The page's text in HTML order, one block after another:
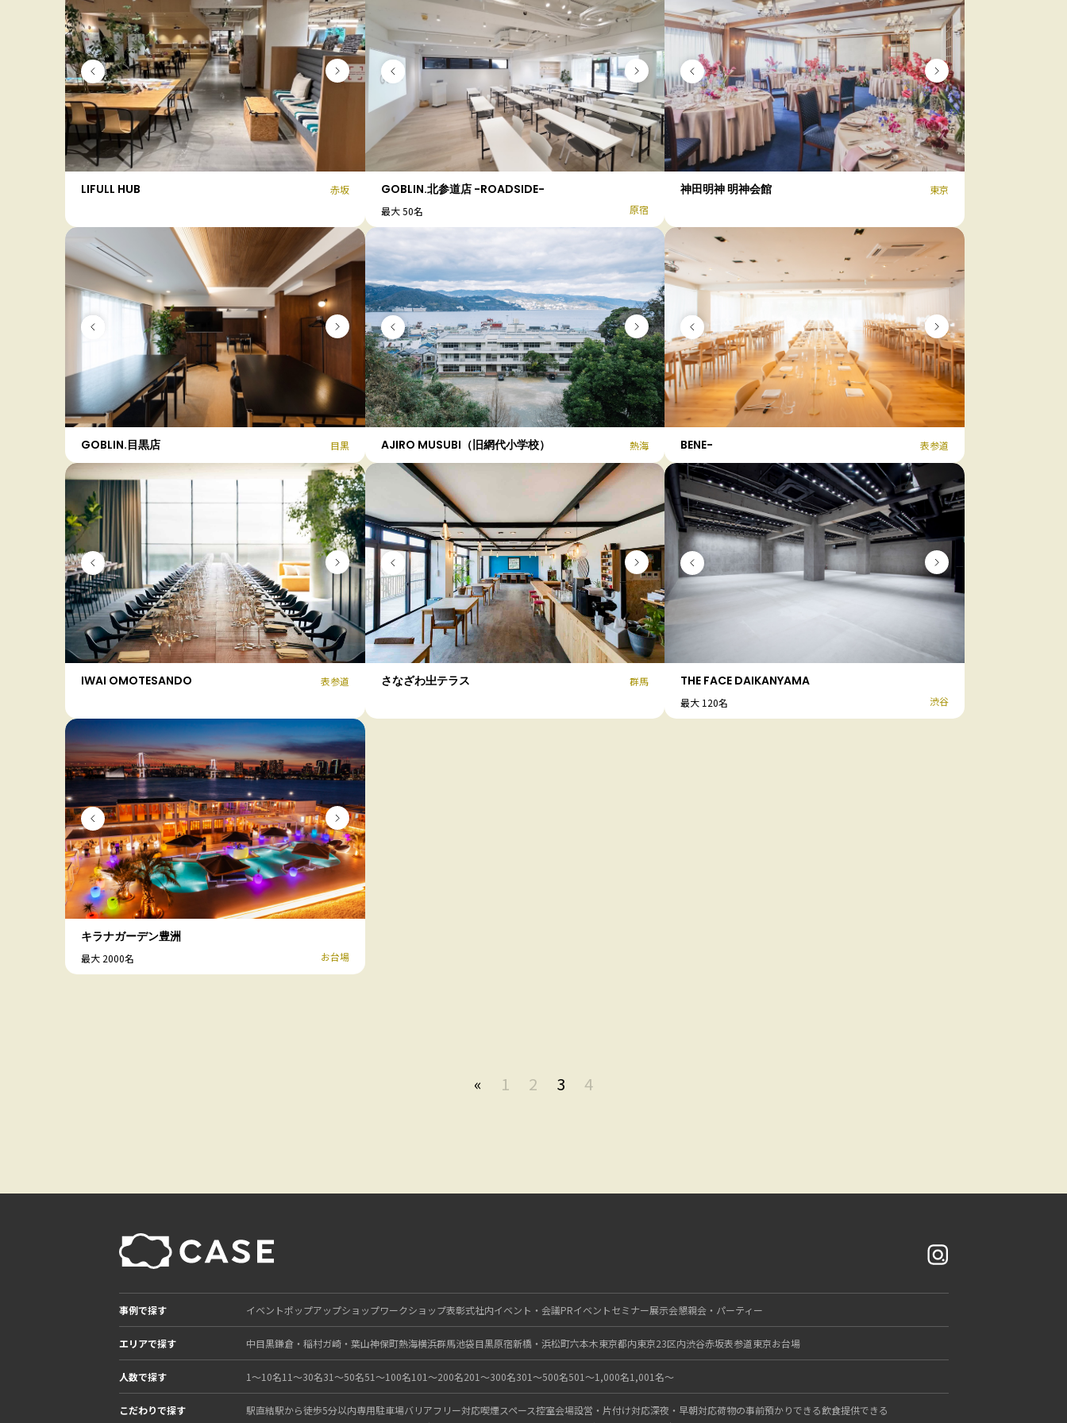
LIFULL HUB 赤坂 GOBLIN.北参道店 -ROADSIDE-
最大 50名 原宿
神田明神 明神会館 東京
GOBLIN.目黒店 目黒 AJIRO MUSUBI（旧網代小学校） 熱海 BENE- 表参道
IWAI OMOTESANDO 表参道 さなざわ㞢テラス 群馬 THE FACE DAIKANYAMA
最大 120名 渋谷
キラナガーデン豊洲
最大 2000名 お台場
« 1 2 3 4
事例で探す イベントポップアップショップワークショップ表彰式社内イベント・会議PRイベントセミナー展示会懇親会・パーティー
エリアで探す 中目黒鎌倉・稲村ガ崎・葉山神保町熱海横浜群馬池袋目黒原宿新橋・浜松町六本木東京都内東京23区内渋谷赤坂表参道東京お台場
人数で探す 1〜10名11〜30名31〜50名51〜100名101〜200名201〜300名301〜500名501〜1,000名1,001名〜
こだわりで探す 駅直結駅から徒歩5分以内専用駐車場バリアフリー対応喫煙スペース控室会場設営・片付け対応深夜・早朝対応荷物の事前預かりできる飲食提供できる